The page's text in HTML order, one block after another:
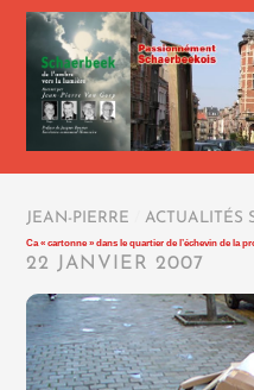
JEAN-PIERRE ACTUALITÉS
Ca « cartonne » dans le quartier de l’échevin de la
22 JANVIER 2007